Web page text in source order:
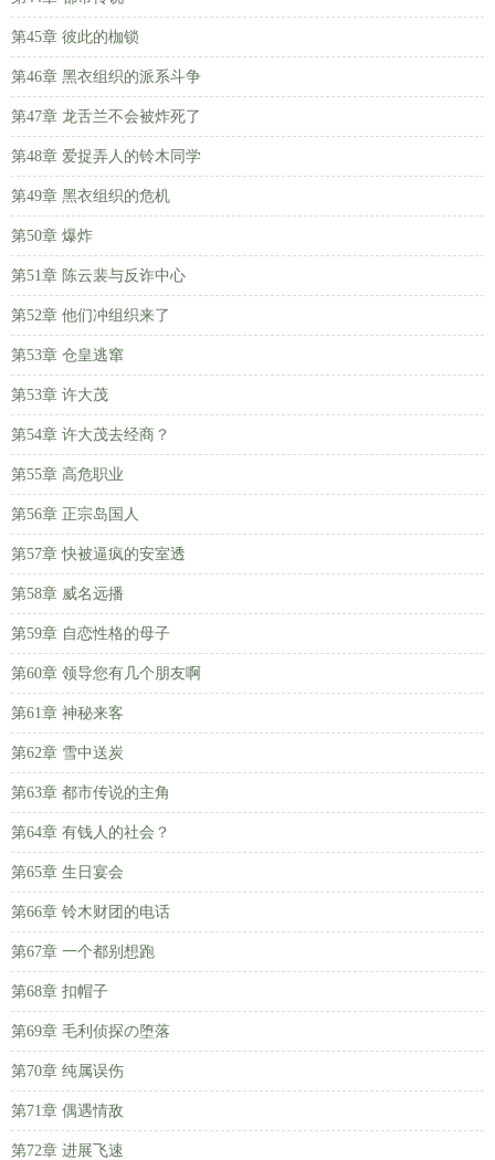
第45章 彼此的枷锁
第46章 黑衣组织的派系斗争
第47章 龙舌兰不会被炸死了
第48章 爱捉弄人的铃木同学
第49章 黑衣组织的危机
第50章 爆炸
第51章 陈云裴与反诈中心
第52章 他们冲组织来了
第53章 仓皇逃窜
第53章 许大茂
第54章 许大茂去经商？
第55章 高危职业
第56章 正宗岛国人
第57章 快被逼疯的安室透
第58章 威名远播
第59章 自恋性格的母子
第60章 领导您有几个朋友啊
第61章 神秘来客
第62章 雪中送炭
第63章 都市传说的主角
第64章 有钱人的社会？
第65章 生日宴会
第66章 铃木财团的电话
第67章 一个都别想跑
第68章 扣帽子
第69章 毛利侦探の堕落
第70章 纯属误伤
第71章 偶遇情敌
第72章 进展飞速